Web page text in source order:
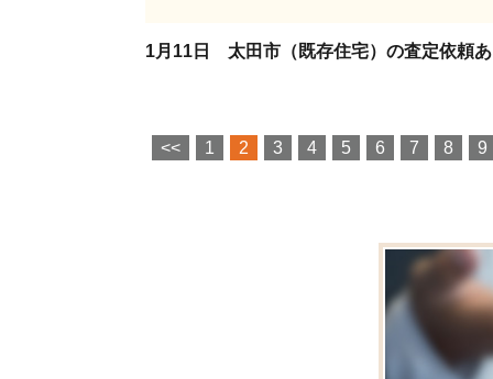
<< 1 2 3 4 5 6 7 8 9